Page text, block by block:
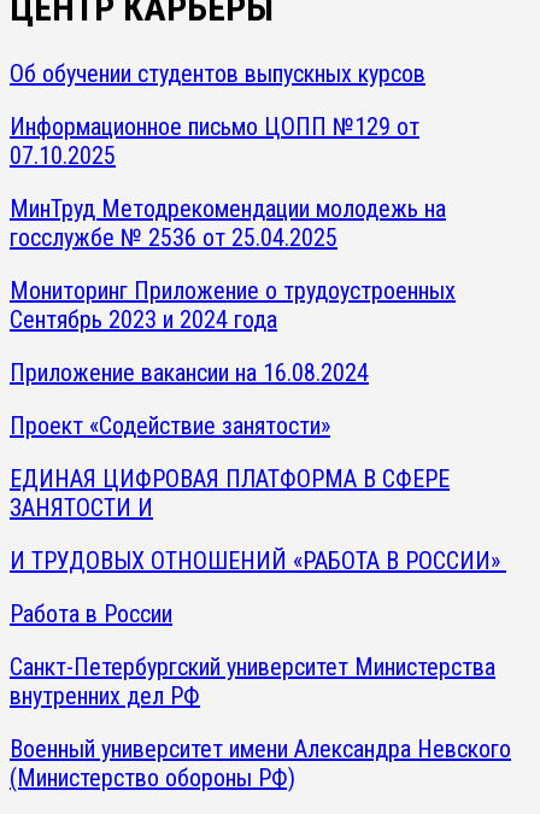
Об обучении студентов выпускных курсов
Информационное письмо ЦОПП №129 от
07.10.2025
МинТруд Методрекомендации молодежь на
госслужбе № 2536 от 25.04.2025
Мониторинг Приложение о трудоустроенных
Сентябрь 2023 и 2024 года
Приложение вакансии на 16.08.2024
Проект «Содействие занятости»
ЕДИНАЯ ЦИФРОВАЯ ПЛАТФОРМА В СФЕРЕ
ЗАНЯТОСТИ И
И ТРУДОВЫХ ОТНОШЕНИЙ «РАБОТА В РОССИИ»
Работа в России
Санкт-Петербургский университет Министерства
внутренних дел РФ
Военный университет имени Александра Невского
(Министерство обороны РФ)